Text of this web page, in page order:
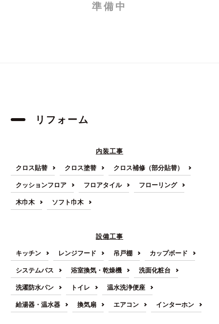
準備中
リフォーム
内装工事
クロス貼替 クロス塗替 クロス補修（部分貼替）
クッションフロア フロアタイル フローリング
木巾木 ソフト巾木
設備工事
キッチン レンジフード 吊戸棚 カップボード
システムバス 浴室換気・乾燥機 洗面化粧台
洗濯防水パン トイレ 温水洗浄便座
給湯器・温水器 換気扇 エアコン インターホン